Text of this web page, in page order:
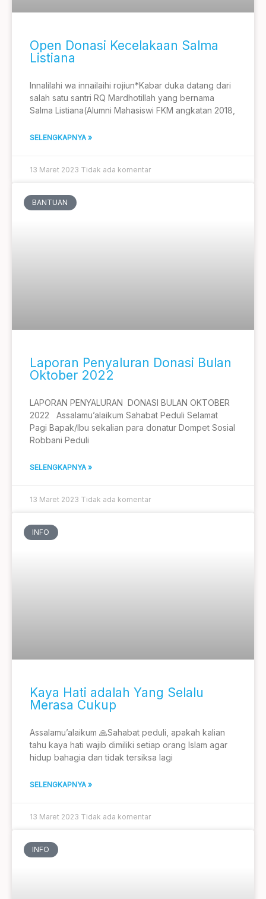
Open Donasi Kecelakaan Salma
Listiana
Innalilahi wa innailaihi rojiun*Kabar duka datang dari
salah satu santri RQ Mardhotillah yang bernama
Salma Listiana(Alumni Mahasiswi FKM angkatan 2018,
SELENGKAPNYA »
13 Maret 2023 Tidak ada komentar
BANTUAN
Laporan Penyaluran Donasi Bulan
Oktober 2022
LAPORAN PENYALURAN DONASI BULAN OKTOBER
2022 Assalamu’alaikum Sahabat Peduli Selamat
Pagi Bapak/Ibu sekalian para donatur Dompet Sosial
Robbani Peduli
SELENGKAPNYA »
13 Maret 2023 Tidak ada komentar
INFO
Kaya Hati adalah Yang Selalu
Merasa Cukup
Assalamu’alaikum 🙏Sahabat peduli, apakah kalian
tahu kaya hati wajib dimiliki setiap orang Islam agar
hidup bahagia dan tidak tersiksa lagi
SELENGKAPNYA »
13 Maret 2023 Tidak ada komentar
INFO